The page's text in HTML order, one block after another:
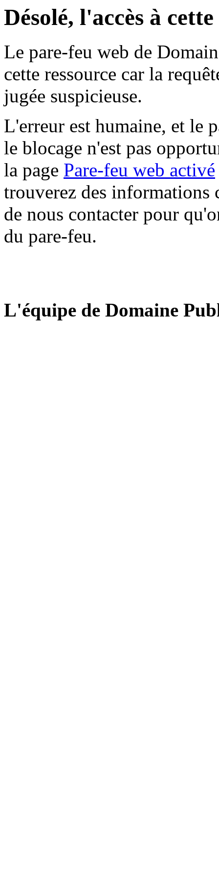
Désolé, l'accès à
Le pare-feu web de
cette ressource car la
jugée suspicieuse.
L'erreur est humaine, et le
le blocage n'est pas
la page Pare-feu web activé
trouverez des informations
de nous contacter pour
du pare-feu.
L'équipe de Domaine